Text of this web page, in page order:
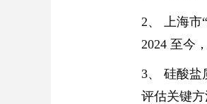
2、 上海
2024 至今
3、 硅酸盐
评估关键